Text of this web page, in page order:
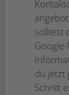
solltest
du jetzt
Schritt